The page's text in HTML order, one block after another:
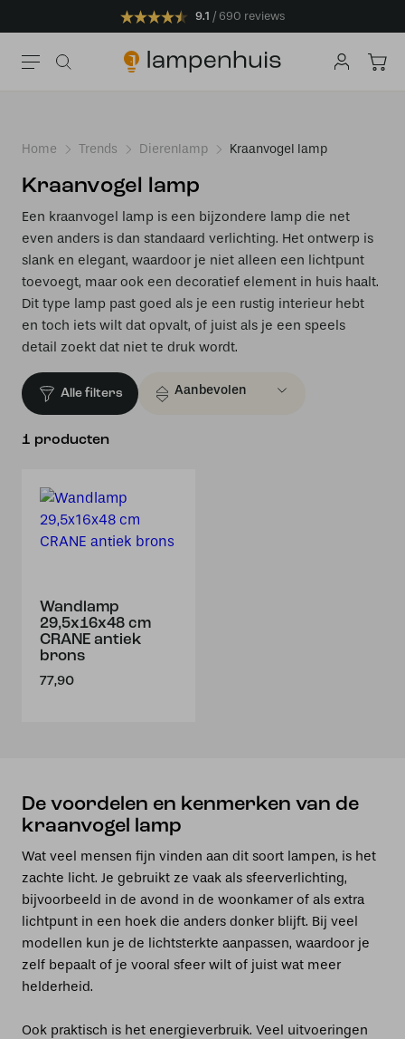
9.1 690 reviews
Home Trends Dierenlamp Kraanvogel lamp
Kraanvogel lamp
Een kraanvogel lamp is een bijzondere lamp die net
even anders is dan standaard verlichting. Het ontwerp is
slank en elegant, waardoor je niet alleen een lichtpunt
toevoegt, maar ook een decoratief element in huis haalt.
Dit type lamp past goed als je een rustig interieur hebt
en toch iets wilt dat opvalt, of juist als je een speels
detail zoekt dat niet te druk wordt.
Alle filters
1 producten
Wandlamp
29,5x16x48 cm
CRANE antiek
brons
77,90
De voordelen en kenmerken van de
kraanvogel lamp
Wat veel mensen fijn vinden aan dit soort lampen, is het
zachte licht. Je gebruikt ze vaak als sfeerverlichting,
bijvoorbeeld in de avond in de woonkamer of als extra
lichtpunt in een hoek die anders donker blijft. Bij veel
modellen kun je de lichtsterkte aanpassen, waardoor je
zelf bepaalt of je vooral sfeer wilt of juist wat meer
helderheid.
Ook praktisch is het energieverbruik. Veel uitvoeringen